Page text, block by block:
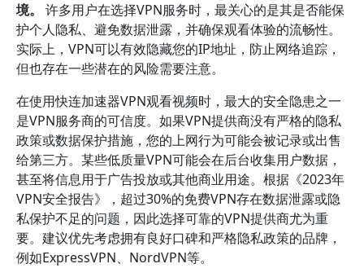
境。
许多用户在选择VPN服务时，最关心的是其是否能保
护个人隐私、避免数据泄露，并确保观看体验的流畅性。
实际上，VPN可以有效隐藏您的IP地址，防止网络追踪，
但也存在一些潜在的风险需要注意。
在使用快连加速器VPN观看视频时，最大的安全隐患之一
是VPN服务商的可信度。如果VPN提供商没有严格的隐私
政策或数据保护措施，您的上网行为可能会被记录或出售
给第三方。某些低质量VPN可能会在后台收集用户数据，
甚至将信息用于广告投放或其他商业用途。根据《2023年
VPN安全报告》，超过30%的免费VPN存在数据泄露或隐
私保护不足的问题，因此选择可靠的VPN提供商尤为重
要。建议优先考虑拥有良好口碑和严格隐私政策的品牌，
例如ExpressVPN、NordVPN等。